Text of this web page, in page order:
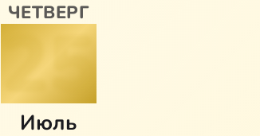
ЧЕТВЕРГ
25
Июль